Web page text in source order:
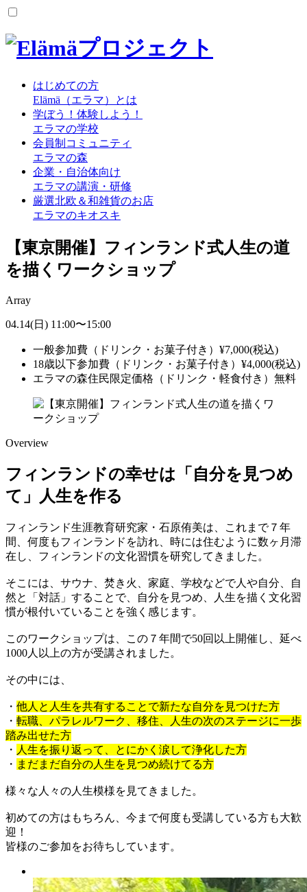
はじめての方
Elämä（エラマ）とは
学ぼう！体験しよう！
エラマの学校
会員制コミュニティ
エラマの森
企業・自治体向け
エラマの講演・研修
厳選北欧＆和雑貨のお店
エラマのキオスキ
【東京開催】フィンランド式人生の道
を描くワークショップ
Array
04.14(日) 11:00〜15:00
一般参加費（ドリンク・お菓子付き） ¥7,000(税込)
18歳以下参加費（ドリンク・お菓子付き） ¥4,000(税込)
エラマの森住民限定価格（ドリンク・軽食付き） 無料
Overview
フィンランドの幸せは「自分を見つめ
て」人生を作る
フィンランド生涯教育研究家・石原侑美は、これまで７年
間、何度もフィンランドを訪れ、時には住むように数ヶ月滞
在し、フィンランドの文化習慣を研究してきました。
そこには、サウナ、焚き火、家庭、学校などで人や自分、自
然と「対話」することで、自分を見つめ、人生を描く文化習
慣が根付いていることを強く感じます。
このワークショップは、この７年間で50回以上開催し、延べ
1000人以上の方が受講されました。
その中には、
・ 他人と人生を共有することで新たな自分を見つけた方
・ 転職、パラレルワーク、移住、人生の次のステージに一歩
踏み出せた方
・ 人生を振り返って、とにかく涙して浄化した方
・ まだまだ自分の人生を見つめ続けてる方
様々な人々の人生模様を見てきました。
初めての方はもちろん、今まで何度も受講している方も大歓
迎！
皆様のご参加をお待ちしています。